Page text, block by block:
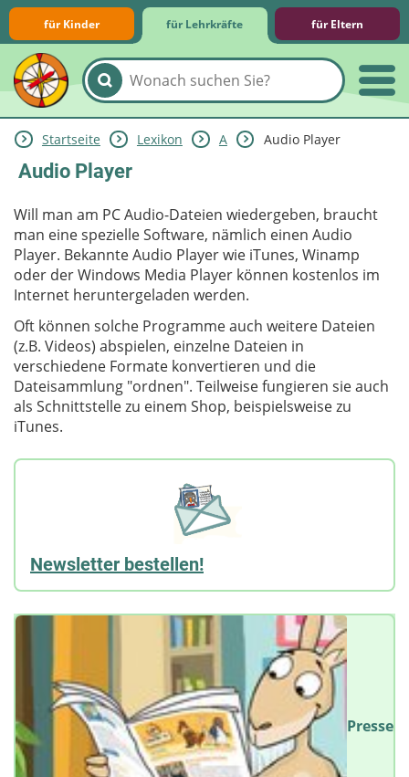
für Kinder für Lehrkräfte für Eltern
Lernmodule
Unterrichts­materialien
Internet-ABC-Schule
Praxishilfen
Aktuelles
Startseite Lexikon A Audio Player
Audio Player
Will man am PC Audio-Dateien wiedergeben, braucht
man eine spezielle Software, nämlich einen Audio
Player. Bekannte Audio Player wie iTunes, Winamp
oder der Windows Media Player können kostenlos im
Internet heruntergeladen werden.
Oft können solche Programme auch weitere Dateien
(z.B. Videos) abspielen, einzelne Dateien in
verschiedene Formate konvertieren und die
Dateisammlung "ordnen". Teilweise fungieren sie auch
als Schnittstelle zu einem Shop, beispielsweise zu
iTunes.
Newsletter bestellen!
Presse